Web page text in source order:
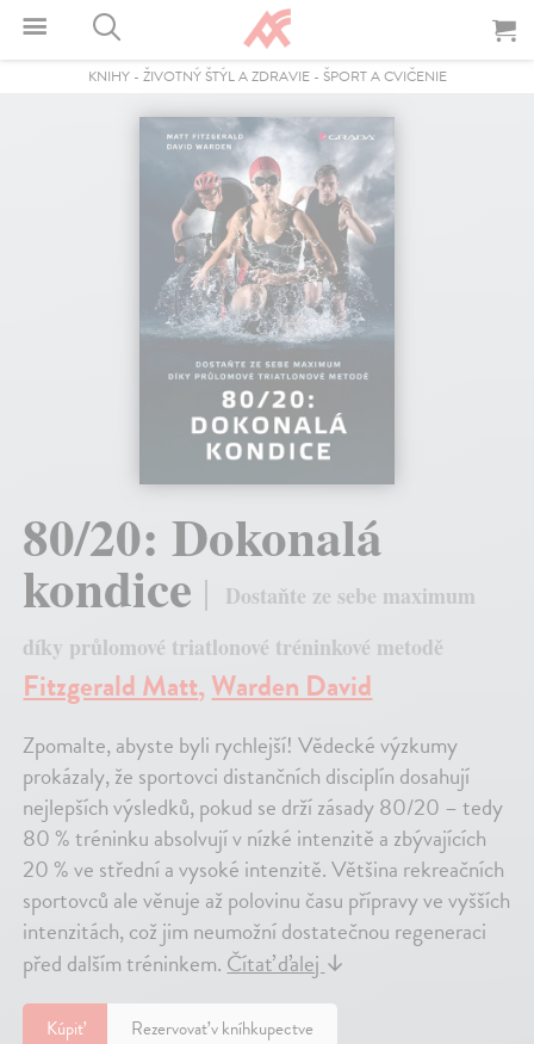
KNIHY- ŽIVOTNÝ ŠTÝL A ZDRAVIE- ŠPORT A CVIČENIE
80/20: Dokonalá
kondice
Dostaňte ze sebe maximum
díky průlomové triatlonové tréninkové metodě
Fitzgerald Matt,Warden David
Zpomalte, abyste byli rychlejší! Vědecké výzkumy
prokázaly, že sportovci distančních disciplín dosahují
nejlepších výsledků, pokud se drží zásady 80/20 – tedy
80 % tréninku absolvují v nízké intenzitě a zbývajících
20 % ve střední a vysoké intenzitě. Většina rekreačních
sportovců ale věnuje až polovinu času přípravy ve vyšších
intenzitách, což jim neumožní dostatečnou regeneraci
před dalším tréninkem. Čítať ďalej ↓
Kúpiť Rezervovať v kníhkupectve